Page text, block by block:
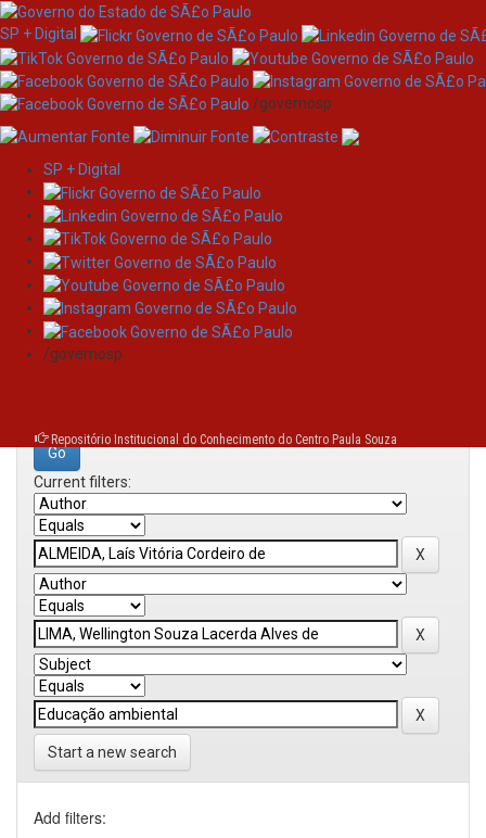
Skip
navigation
SP + Digital
/governosp
SP + Digital
/governosp
Repositório Institucional do Conhecimento do Centro Paula Souza
Search
Search:
Current filters:
Start a new search
Add filters: